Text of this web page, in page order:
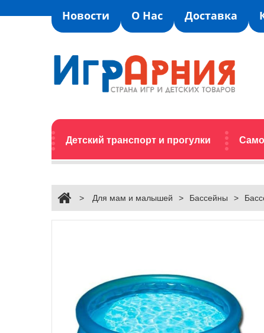
Новости О Нас Доставка
Детский транспорт и прогулки
> Для мам и малышей > Бассейны >